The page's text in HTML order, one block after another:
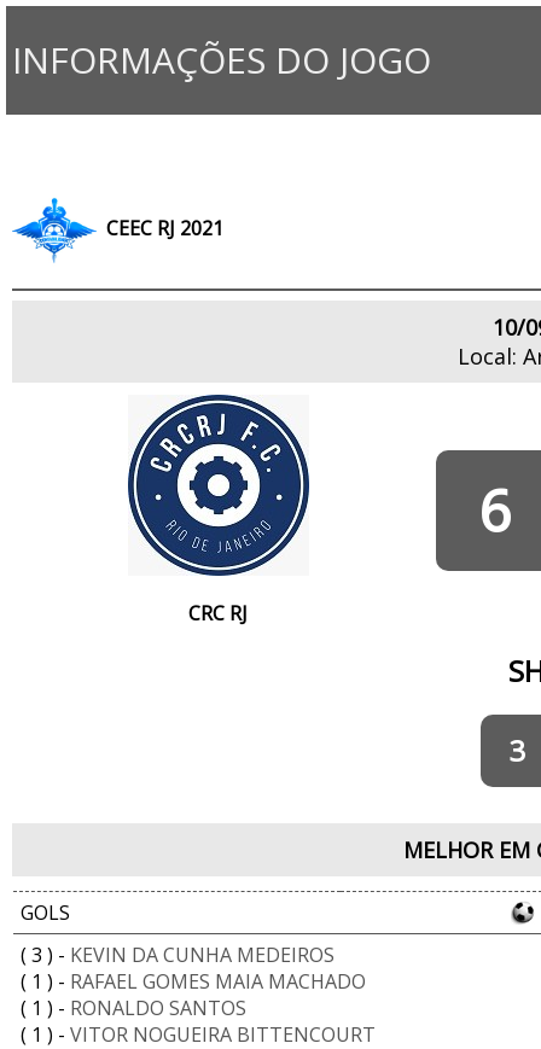
INFORMAÇÕES DO JOGO
CEEC RJ 2021
10/
Local:
CRC RJ
6
3
MELHOR
GOLS
( 3 ) - KEVIN DA CUNHA MEDEIROS
( 1 ) - RAFAEL GOMES MAIA MACHADO
( 1 ) - RONALDO SANTOS
( 1 ) - VITOR NOGUEIRA BITTENCOURT